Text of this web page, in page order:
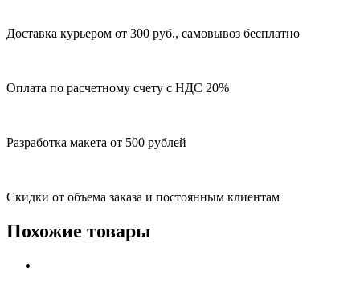
Доставка курьером от 300 руб., самовывоз бесплатно
Оплата по расчетному счету с НДС 20%
Разработка макета от 500 рублей
Скидки от объема заказа и постоянным клиентам
Похожие товары